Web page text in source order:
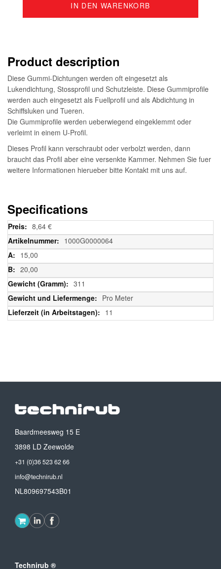
IN DEN WARENKORB
Product description
Diese Gummi-Dichtungen werden oft eingesetzt als
Lukendichtung, Stossprofil und Schutzleiste. Diese Gummiprofile
werden auch eingesetzt als Fuellprofil und als Abdichtung in
Schiffsluken und Tueren.
Die Gummiprofile werden ueberwiegend eingeklemmt oder
verleimt in einem U-Profil.
Dieses Profil kann verschraubt oder verbolzt werden, dann
braucht das Profil aber eine versenkte Kammer. Nehmen Sie fuer
weitere Informationen hierueber bitte Kontakt mit uns auf.
Specifications
Weitere
Informationen
8,64 €
1000G0000064
15,00
20,00
311
Pro Meter
11
Baardmeesweg 15 E
3898 LD Zeewolde
+31 (0)36 523 62 66
info@technirub.nl
NL809697543B01
Technirub ®